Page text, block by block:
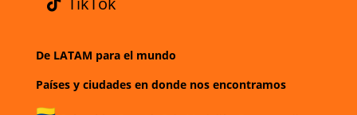
De LATAM para el mundo
Países y ciudades en donde nos encontramos